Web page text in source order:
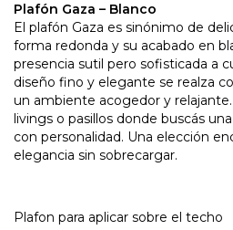
Plafón Gaza – Blanco
El plafón Gaza es sinónimo de
forma redonda y su acabado en
presencia sutil pero sofisticada a
diseño fino y elegante se realza
un ambiente acogedor y
livings o pasillos donde buscás
con personalidad. Una elección
elegancia sin sobrecargar.
Plafon para aplicar sobre el techo